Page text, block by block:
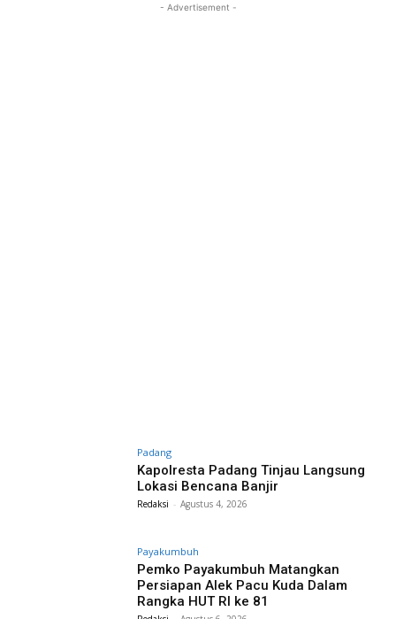
- Advertisement -
Padang
Kapolresta Padang Tinjau Langsung
Lokasi Bencana Banjir
Redaksi - Agustus 4, 2026
Payakumbuh
Pemko Payakumbuh Matangkan
Persiapan Alek Pacu Kuda Dalam
Rangka HUT RI ke 81